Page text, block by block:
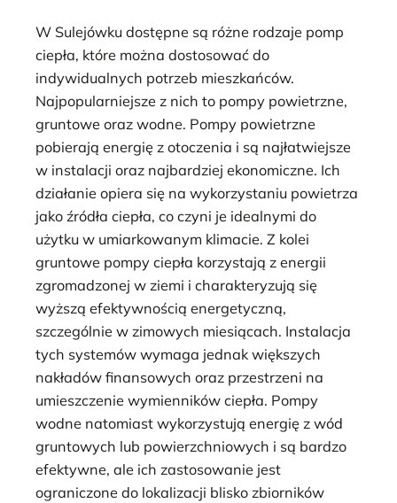
W Sulejówku dostępne są różne rodzaje pomp
ciepła, które można dostosować do
indywidualnych potrzeb mieszkańców.
Najpopularniejsze z nich to pompy powietrzne,
gruntowe oraz wodne. Pompy powietrzne
pobierają energię z otoczenia i są najłatwiejsze
w instalacji oraz najbardziej ekonomiczne. Ich
działanie opiera się na wykorzystaniu powietrza
jako źródła ciepła, co czyni je idealnymi do
użytku w umiarkowanym klimacie. Z kolei
gruntowe pompy ciepła korzystają z energii
zgromadzonej w ziemi i charakteryzują się
wyższą efektywnością energetyczną,
szczególnie w zimowych miesiącach. Instalacja
tych systemów wymaga jednak większych
nakładów finansowych oraz przestrzeni na
umieszczenie wymienników ciepła. Pompy
wodne natomiast wykorzystują energię z wód
gruntowych lub powierzchniowych i są bardzo
efektywne, ale ich zastosowanie jest
ograniczone do lokalizacji blisko zbiorników